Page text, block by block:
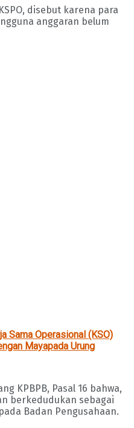
disebut karena para
anggaran belum
Sama Operasional (KSO)
Mayapada Urung
KPBPB, Pasal 16 bahwa,
berkedudukan sebagai
Badan Pengusahaan.